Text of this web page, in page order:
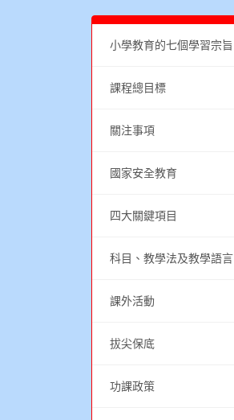
小學教育的七個學習宗旨
課程總目標
關注事項
國家安全教育
四大關鍵項目
科目、教學法及教學語言
課外活動
拔尖保底
功課政策